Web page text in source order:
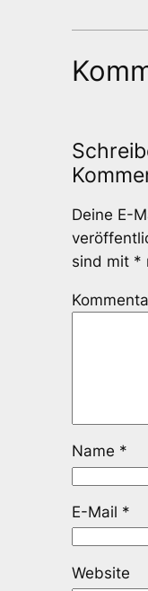
Deine E-
sind mit *
Name *
E-Mail *
Website